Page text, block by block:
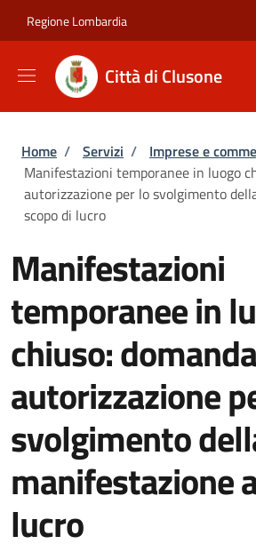
Regione Lombardia
Città di Clusone
Briciole di pane
Home / Servizi / Imprese e
Manifestazioni temporanee in luogo
autorizzazione per lo svolgimento
scopo di lucro
Manifestazioni
temporanee in
chiuso:
autorizzazione
svolgimento
manifestazione
lucro